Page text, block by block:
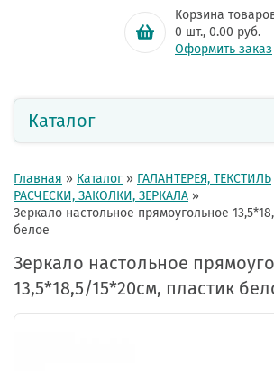
Корзина
0 шт., 0.00 руб.
Оформить заказ
Каталог
Главная » Каталог » ГАЛАНТЕРЕЯ, ТЕКСТИЛЬ
РАСЧЕСКИ, ЗАКОЛКИ, ЗЕРКАЛА »
Зеркало настольное прямоугольное
белое
Зеркало настольное
13,5*18,5/15*20см, пластик